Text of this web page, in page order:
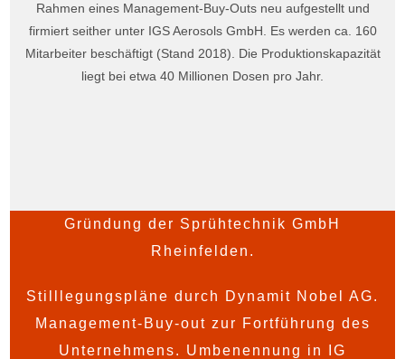
Rahmen eines Management-Buy-Outs neu aufgestellt und
firmiert seither unter IGS Aerosols GmbH. Es werden ca. 160
Mitarbeiter beschäftigt (Stand 2018). Die Produktionskapazität
liegt bei etwa 40 Millionen Dosen pro Jahr.
Gründung der Sprühtechnik GmbH
Rheinfelden.
Stilllegungspläne durch Dynamit Nobel AG.
Management-Buy-out zur Fortführung des
Unternehmens. Umbenennung in IG